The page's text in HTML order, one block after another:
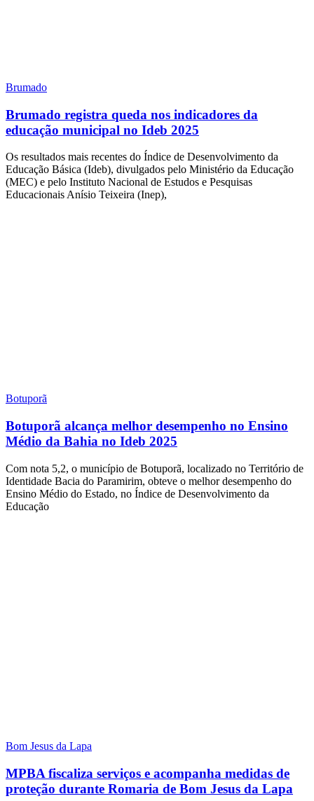
Brumado
Brumado registra queda nos indicadores da
educação municipal no Ideb 2025
Os resultados mais recentes do Índice de Desenvolvimento da
Educação Básica (Ideb), divulgados pelo Ministério da Educação
(MEC) e pelo Instituto Nacional de Estudos e Pesquisas
Educacionais Anísio Teixeira (Inep),
Botuporã
Botuporã alcança melhor desempenho no Ensino
Médio da Bahia no Ideb 2025
Com nota 5,2, o município de Botuporã, localizado no Território de
Identidade Bacia do Paramirim, obteve o melhor desempenho do
Ensino Médio do Estado, no Índice de Desenvolvimento da
Educação
Bom Jesus da Lapa
MPBA fiscaliza serviços e acompanha medidas de
proteção durante Romaria de Bom Jesus da Lapa